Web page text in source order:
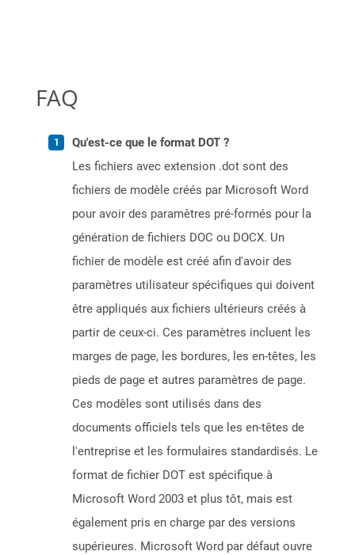
FAQ
Qu'est-ce que le format DOT ?
Les fichiers avec extension .dot sont des
fichiers de modèle créés par Microsoft Word
pour avoir des paramètres pré-formés pour la
génération de fichiers DOC ou DOCX. Un
fichier de modèle est créé afin d'avoir des
paramètres utilisateur spécifiques qui doivent
être appliqués aux fichiers ultérieurs créés à
partir de ceux-ci. Ces paramètres incluent les
marges de page, les bordures, les en-têtes, les
pieds de page et autres paramètres de page.
Ces modèles sont utilisés dans des
documents officiels tels que les en-têtes de
l'entreprise et les formulaires standardisés. Le
format de fichier DOT est spécifique à
Microsoft Word 2003 et plus tôt, mais est
également pris en charge par des versions
supérieures. Microsoft Word par défaut ouvre